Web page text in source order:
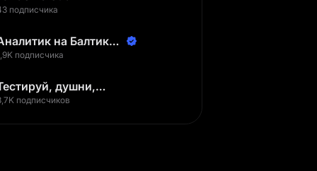
подписчика
на Балтике |
Станислав
подписчика
душни,
подписчиков